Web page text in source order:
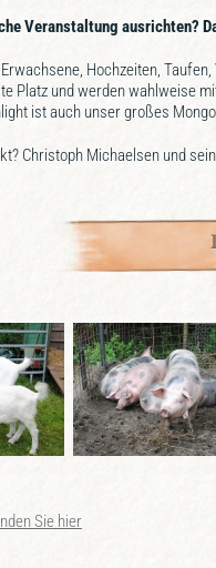
Veranstaltung ausrichten?
Hochzeiten,
Platz und werden wahlweise
ist auch unser großes
Christoph Michaelsen und
Sie hier